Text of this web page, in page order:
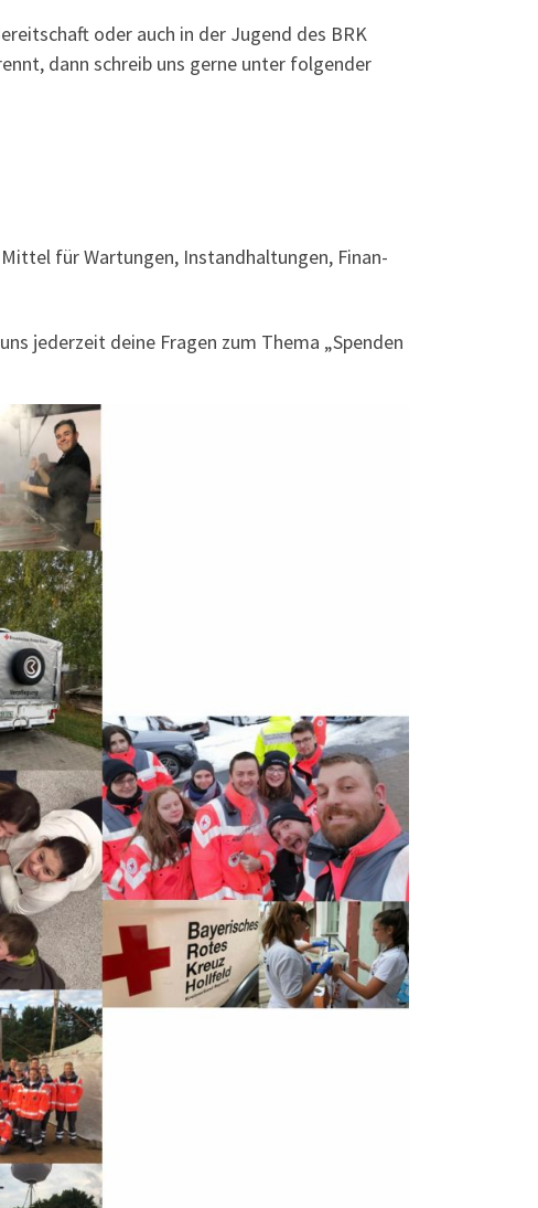
oder auch in der Jugend des BRK
dann schreib uns ger­ne unter fol­gen­der
für War­tun­gen, Instand­hal­tun­gen, Finan­
jeder­zeit dei­ne Fra­gen zum The­ma „Spen­den